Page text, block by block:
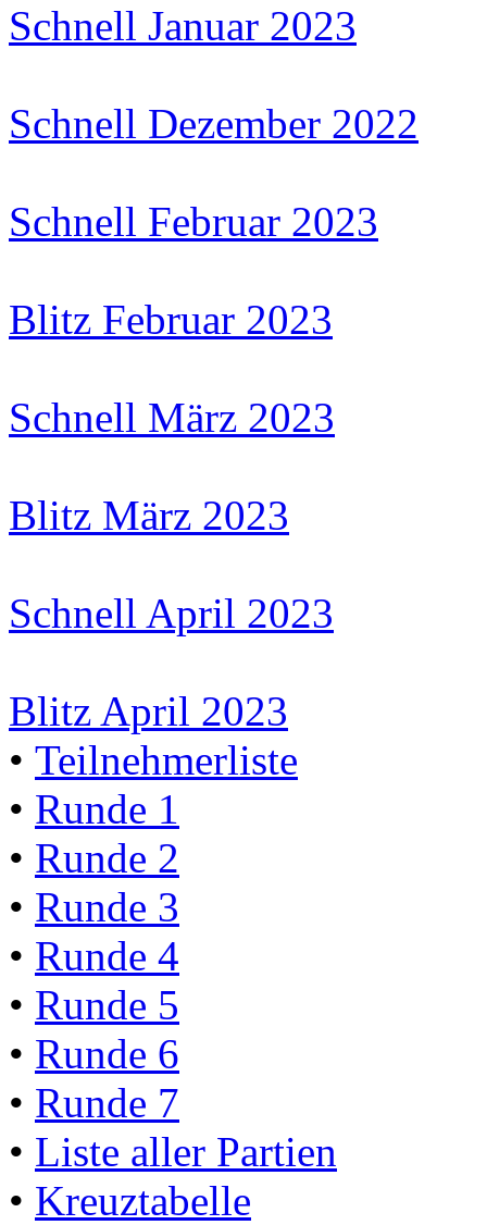
Schnell Januar 2023
Schnell Dezember 2022
Schnell Februar 2023
Blitz Februar 2023
Schnell März 2023
Blitz März 2023
Schnell April 2023
Blitz April 2023
• Teilnehmerliste
• Runde 1
• Runde 2
• Runde 3
• Runde 4
• Runde 5
• Runde 6
• Runde 7
• Liste aller Partien
• Kreuztabelle